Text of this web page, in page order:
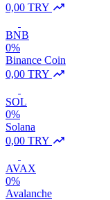
0,00 TRY
BNB
0%
Binance Coin
0,00 TRY
SOL
0%
Solana
0,00 TRY
AVAX
0%
Avalanche